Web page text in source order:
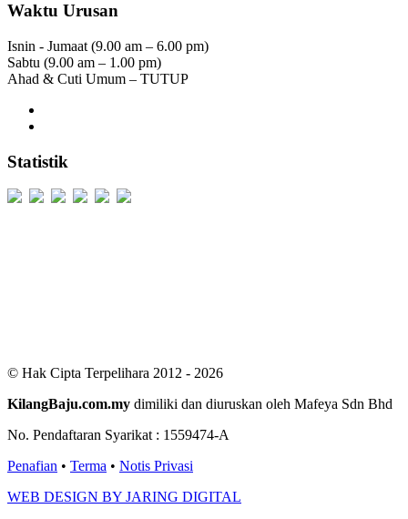
Waktu Urusan
Isnin - Jumaat (9.00 am – 6.00 pm)
Sabtu (9.00 am – 1.00 pm)
Ahad & Cuti Umum – TUTUP
Statistik
© Hak Cipta Terpelihara 2012 - 2026
KilangBaju.com.my dimiliki dan diuruskan oleh Mafeya Sdn Bhd
No. Pendaftaran Syarikat : 1559474-A
Penafian • Terma • Notis Privasi
WEB DESIGN BY JARING DIGITAL